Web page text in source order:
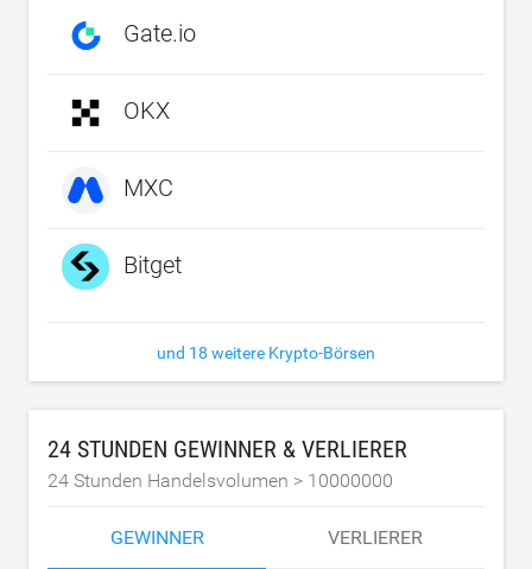
Gate.io
OKX
MXC
Bitget
und 18 weitere Krypto-Börsen
24 STUNDEN GEWINNER & VERLIERER
24 Stunden Handelsvolumen > 10000000
GEWINNER VERLIERER